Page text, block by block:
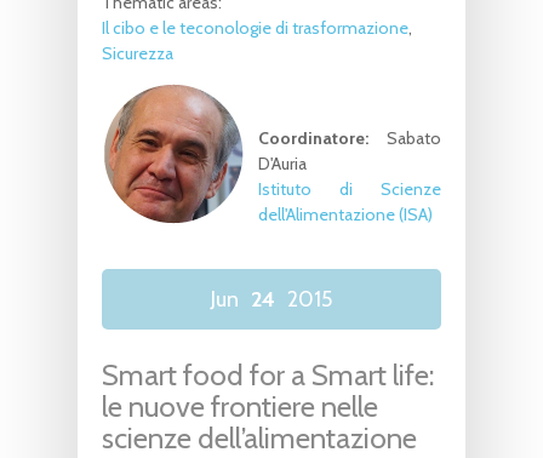
Il cibo e le teconologie di trasformazione
Sicurezza
Coordinatore: Sabato
D'Auria
Istituto di Scienze
dell'Alimentazione(ISA)
Jun 24 2015
Smart food for a Smart life:
le nuove frontiere nelle
scienze dell’alimentazione